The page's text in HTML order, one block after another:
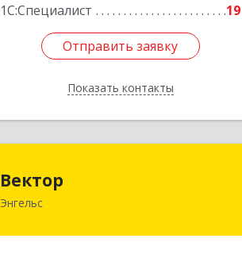
1С:Специалист
19
Отправить заявку
Показать контакты
Отправить заявку
Назад
Вектор
Энгельс
413107, Саратовская обл, Энгельс г,